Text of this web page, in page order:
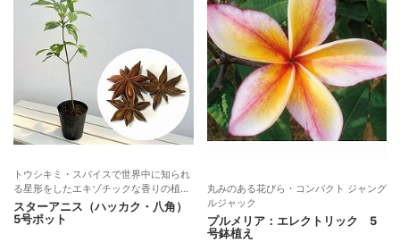
トウシキミ・スパイスで世界中に知られ
る星形をしたエキゾチックな香りの植
物・超希少な苗
スターアニス（ハッカク・八角）
5号ポット
丸みのある花びら・コンパクト ジャング
ルジャック
プルメリア：エレクトリック 5
号鉢植え